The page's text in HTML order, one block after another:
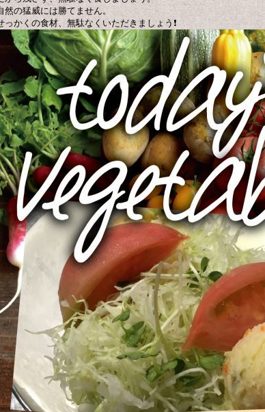
然の猛威には勝てません。
っかくの食材、無駄なくいただきましょう❗️